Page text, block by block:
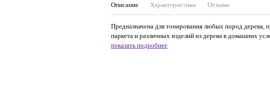
Описание Характеристики Отзывы
Предназначена для тонирования любых пород дерева,
паркета и различных изделий из дерева в домашних
показать подробнее